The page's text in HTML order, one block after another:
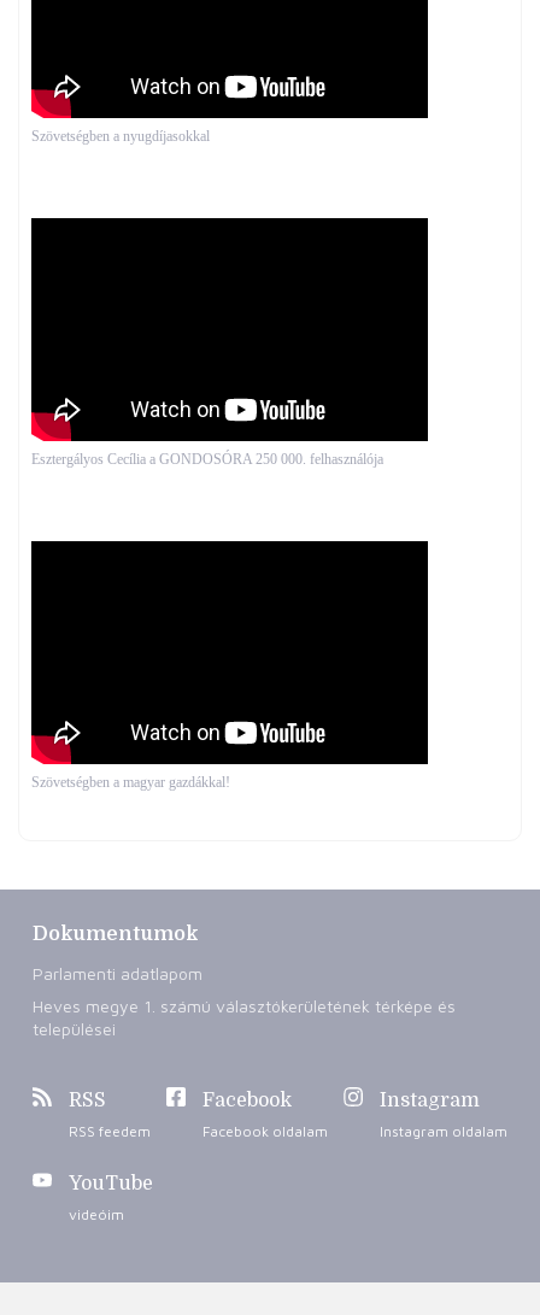
Szövetségben a nyugdíjasokkal
Esztergályos Cecília a GONDOSÓRA 250 000. felhasználója
Szövetségben a magyar gazdákkal!
Dokumentumok
Parlamenti adatlapom
Heves megye 1. számú választókerületének térképe és
települései
RSS
RSS feedem
Facebook
Facebook oldalam
Instagram
Instagram oldalam
YouTube
videóim